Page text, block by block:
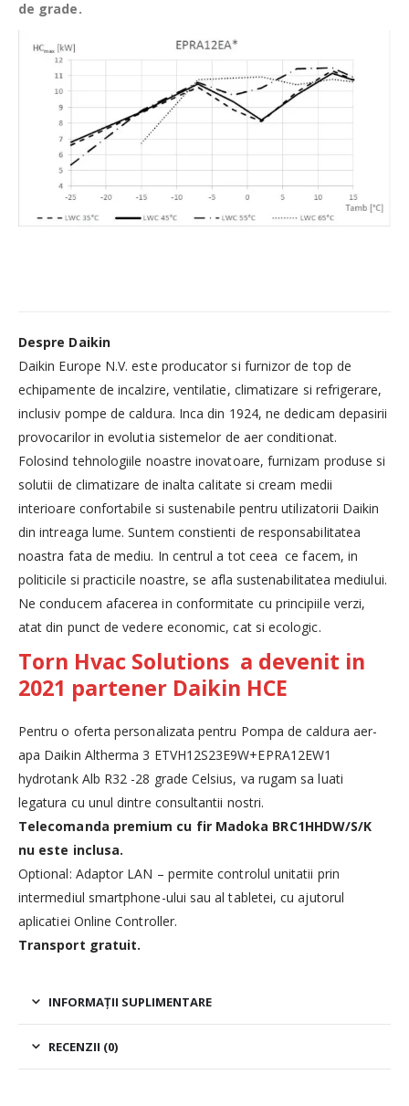
de grade.
Despre Daikin
​Daikin Europe N.V. este producator si furnizor de top de
echipamente de incalzire, ventilatie, climatizare si refrigerare,
inclusiv pompe de caldura. Inca din 1924, ne dedicam depasirii
provocarilor in evolutia sistemelor de aer conditionat.
Folosind tehnologiile noastre inovatoare, furnizam produse si
solutii de climatizare de inalta calitate si cream medii
interioare confortabile si sustenabile pentru utilizatorii Daikin
din intreaga lume. Suntem constienti de responsabilitatea
noastra fata de mediu. In centrul a tot ceea ce facem, in
politicile si practicile noastre, se afla sustenabilitatea mediului.
Ne conducem afacerea in conformitate cu principiile verzi,
atat din punct de vedere economic, cat si ecologic.
Torn Hvac Solutions a devenit in
2021 partener Daikin HCE
Pentru o oferta personalizata pentru Pompa de caldura aer-
apa Daikin Altherma 3 ETVH12S23E9W+EPRA12EW1
hydrotank Alb R32 -28 grade Celsius, va rugam sa luati
legatura cu unul dintre consultantii nostri.
Telecomanda premium cu fir Madoka BRC1HHDW/S/K
nu este inclusa.
Optional: Adaptor LAN – permite controlul unitatii prin
intermediul smartphone-ului sau al tabletei, cu ajutorul
aplicatiei Online Controller.
Transport gratuit.
INFORMAȚII SUPLIMENTARE
RECENZII (0)